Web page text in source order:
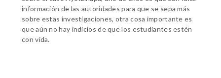
información de las autoridades para que se sepa más
sobre estas investigaciones, otra cosa importante es
que aún no hay indicios de que los estudiantes estén
con vida.